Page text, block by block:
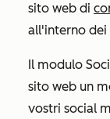
sito web di
all'interno dei
Il modulo
sito web un
vostri social